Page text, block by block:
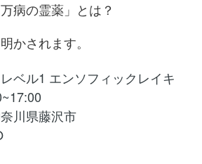
病の霊薬」とは？
かされます。
ベル1 エンソフィックレイキ
川県藤沢市